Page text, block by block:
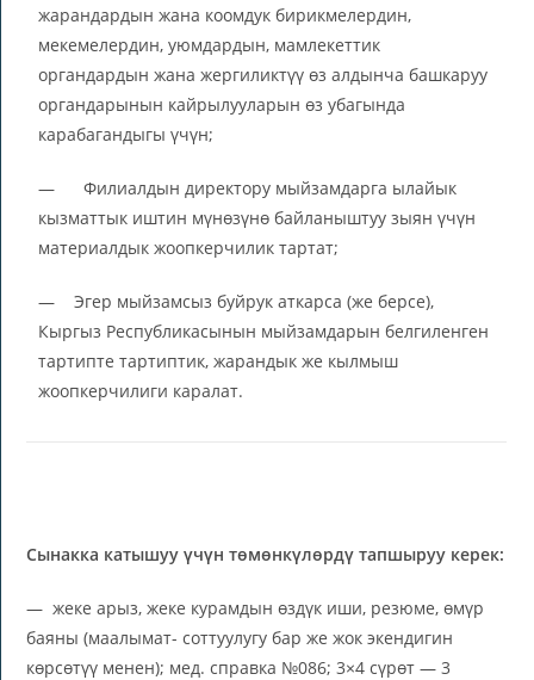
жарандардын жана коомдук бирикмелердин,
мекемелердин, уюмдардын, мамлекеттик
органдардын жана жергиликтүү өз алдынча башкаруу
органдарынын кайрылууларын өз убагында
карабагандыгы үчүн;
— Филиалдын директору мыйзамдарга ылайык
кызматтык иштин мүнөзүнө байланыштуу зыян үчүн
материалдык жоопкерчилик тартат;
— Эгер мыйзамсыз буйрук аткарса (же берсе),
Кыргыз Республикасынын мыйзамдарын белгиленген
тартипте тартиптик, жарандык же кылмыш
жоопкерчилиги каралат.
Сынакка катышуу үчүн төмөнкүлөрдү тапшыруу керек:
— жеке арыз, жеке курамдын өздүк иши, резюме, өмүр
баяны (маалымат- соттуулугу бар же жок экендигин
көрсөтүү менен); мед. справка №086; 3×4 сүрөт — 3